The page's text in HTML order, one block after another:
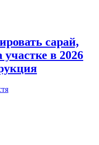
сарай,
в 2026